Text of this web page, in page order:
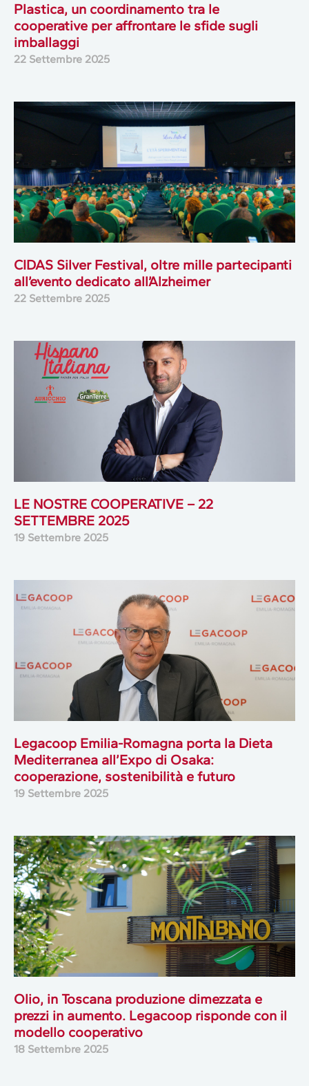
Plastica, un coordinamento tra le
cooperative per affrontare le sfide sugli
imballaggi
22 Settembre 2025
CIDAS Silver Festival, oltre mille partecipanti
all’evento dedicato all’Alzheimer
22 Settembre 2025
LE NOSTRE COOPERATIVE – 22
SETTEMBRE 2025
19 Settembre 2025
Legacoop Emilia-Romagna porta la Dieta
Mediterranea all’Expo di Osaka:
cooperazione, sostenibilità e futuro
19 Settembre 2025
Olio, in Toscana produzione dimezzata e
prezzi in aumento. Legacoop risponde con il
modello cooperativo
18 Settembre 2025